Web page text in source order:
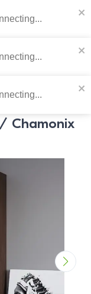
078 222 273 RU
0
Dulapuri
Chamonix